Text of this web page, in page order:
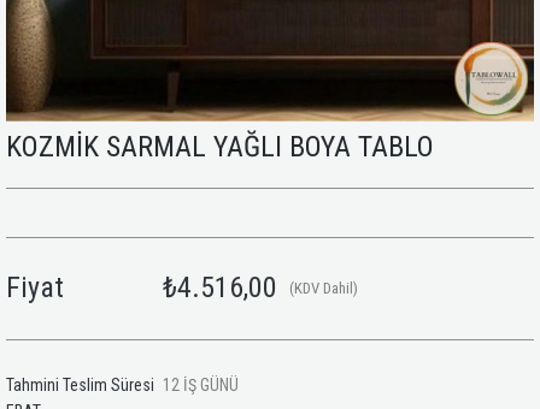
KOZMİK SARMAL YAĞLI BOYA TABLO
Fiyat ₺4.516,00 (KDV Dahil)
Tahmini Teslim Süresi 12 İŞ GÜNÜ